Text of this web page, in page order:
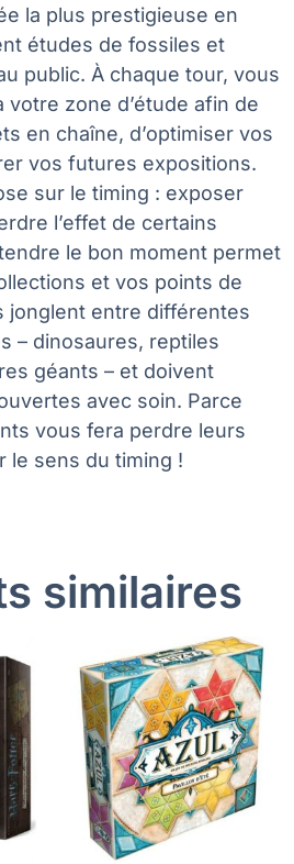
la plus prestigieuse en
études de fossiles et
public. À chaque tour, vous
zone d’étude afin de
en chaîne, d’optimiser vos
vos futures expositions.
sur le timing : exposer
l’effet de certains
le bon moment permet
et vos points de
jonglent entre différentes
– dinosaures, reptiles
géants – et doivent
avec soin. Parce
vous fera perdre leurs
le sens du timing !
similaires